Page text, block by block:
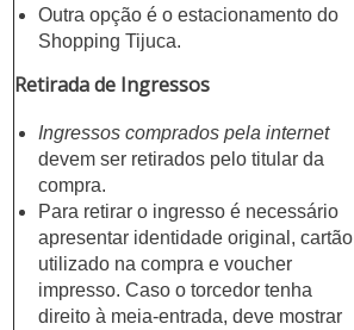
Outra opção é o estacionamento do
Shopping Tijuca.
Retirada de Ingressos
Ingressos comprados pela internet
devem ser retirados pelo titular da
compra.
Para retirar o ingresso é necessário
apresentar identidade original, cartão
utilizado na compra e voucher
impresso. Caso o torcedor tenha
direito à meia-entrada, deve mostrar